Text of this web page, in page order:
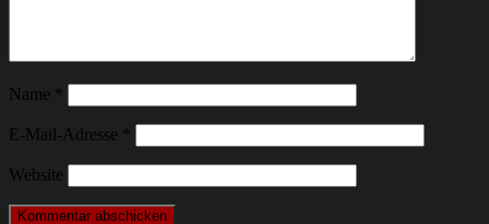
Name
E-Mail-Adresse
Website